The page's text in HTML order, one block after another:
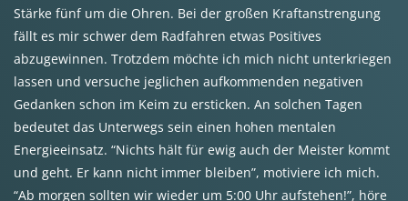
Stärke fünf um die Ohren. Bei der großen Kraftanstrengung
fällt es mir schwer dem Radfahren etwas Positives
abzugewinnen. Trotzdem möchte ich mich nicht unterkriegen
lassen und versuche jeglichen aufkommenden negativen
Gedanken schon im Keim zu ersticken. An solchen Tagen
bedeutet das Unterwegs sein einen hohen mentalen
Energieeinsatz. “Nichts hält für ewig auch der Meister kommt
und geht. Er kann nicht immer bleiben”, motiviere ich mich.
“Ab morgen sollten wir wieder um 5:00 Uhr aufstehen!”, höre